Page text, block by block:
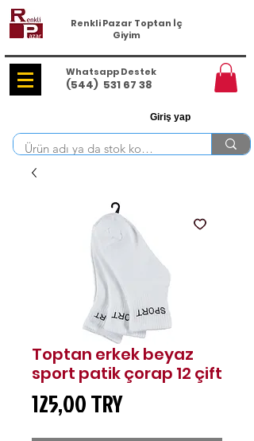
Renkli Pazar Toptan İç
Giyim
Whatsapp Destek
(544) 531 67 38
Giriş yap
Toptan erkek beyaz
sport patik çorap 12 çift
125,00 TRYPrix